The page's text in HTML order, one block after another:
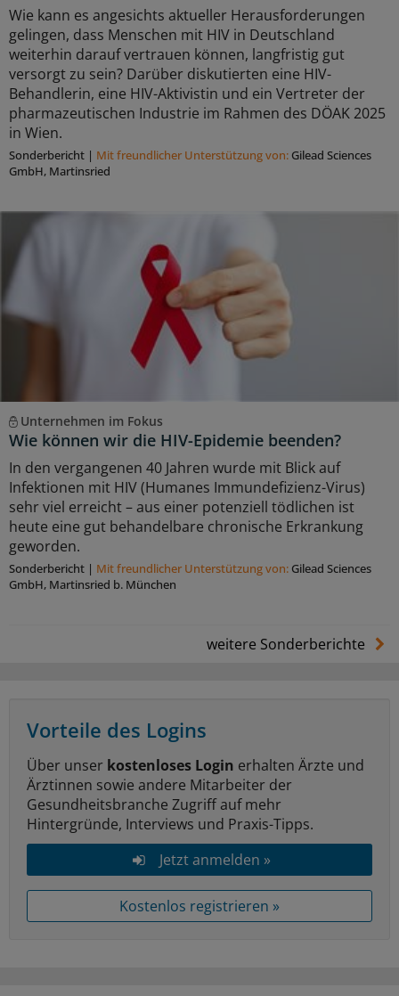
Wie kann es angesichts aktueller Herausforderungen
gelingen, dass Menschen mit HIV in Deutschland
weiterhin darauf vertrauen können, langfristig gut
versorgt zu sein? Darüber diskutierten eine HIV-
Behandlerin, eine HIV-Aktivistin und ein Vertreter der
pharmazeutischen Industrie im Rahmen des DÖAK 2025
in Wien.
Sonderbericht | Mit freundlicher Unterstützung von: Gilead Sciences
GmbH, Martinsried
Unternehmen im Fokus
Wie können wir die HIV-Epidemie beenden?
In den vergangenen 40 Jahren wurde mit Blick auf
Infektionen mit HIV (Humanes Immundefizienz-Virus)
sehr viel erreicht – aus einer potenziell tödlichen ist
heute eine gut behandelbare chronische Erkrankung
geworden.
Sonderbericht | Mit freundlicher Unterstützung von: Gilead Sciences
GmbH, Martinsried b. München
weitere Sonderberichte
Vorteile des Logins
Über unser kostenloses Login erhalten Ärzte und
Ärztinnen sowie andere Mitarbeiter der
Gesundheitsbranche Zugriff auf mehr
Hintergründe, Interviews und Praxis-Tipps.
Jetzt anmelden »
Kostenlos registrieren »